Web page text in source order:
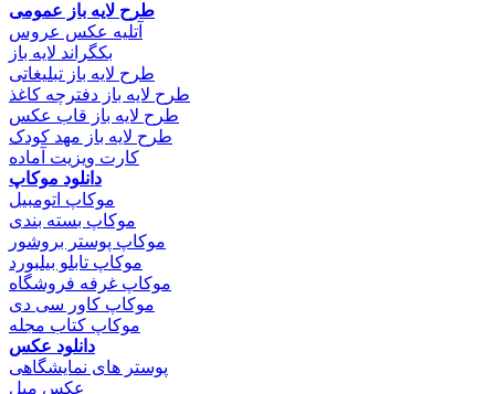
طرح لایه باز عمومی
آتلیه عکس عروس
بکگراند لایه باز
طرح لایه باز تبلیغاتی
طرح لایه باز دفترچه کاغذ
طرح لایه باز قاب عکس
طرح لایه باز مهد کودک
کارت ویزیت آماده
دانلود موکاپ
موکاپ اتومبیل
موکاپ بسته بندی
موکاپ پوستر بروشور
موکاپ تابلو بیلبورد
موکاپ غرفه فروشگاه
موکاپ کاور سی دی
موکاپ کتاب مجله
دانلود عکس
پوستر های نمایشگاهی
عکس مبل